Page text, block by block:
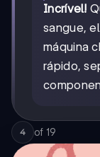
Incrível!
sangue,
máquina
rápido,
4 of 19